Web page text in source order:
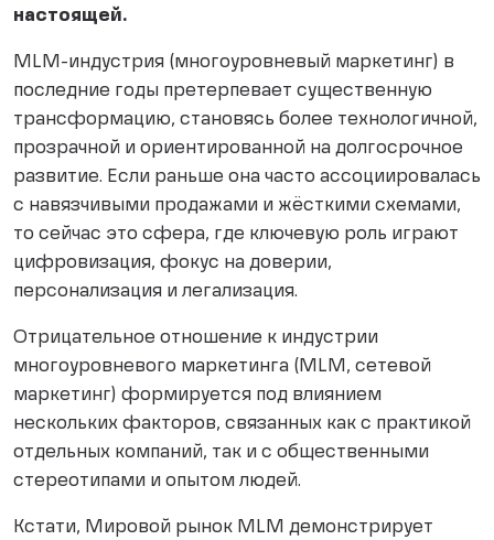
настоящей.
MLM-индустрия (многоуровневый маркетинг) в
последние годы претерпевает существенную
трансформацию, становясь более технологичной,
прозрачной и ориентированной на долгосрочное
развитие. Если раньше она часто ассоциировалась
с навязчивыми продажами и жёсткими схемами,
то сейчас это сфера, где ключевую роль играют
цифровизация, фокус на доверии,
персонализация и легализация.
Отрицательное отношение к индустрии
многоуровневого маркетинга (MLM, сетевой
маркетинг) формируется под влиянием
нескольких факторов, связанных как с практикой
отдельных компаний, так и с общественными
стереотипами и опытом людей.
Кстати, Мировой рынок MLM демонстрирует